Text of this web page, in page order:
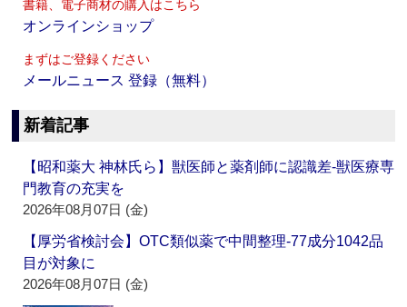
書籍、電子商材の購入はこちら
オンラインショップ
まずはご登録ください
メールニュース 登録（無料）
新着記事
【昭和薬大 神林氏ら】獣医師と薬剤師に認識差‐獣医療専
門教育の充実を
2026年08月07日 (金)
【厚労省検討会】OTC類似薬で中間整理‐77成分1042品
目が対象に
2026年08月07日 (金)